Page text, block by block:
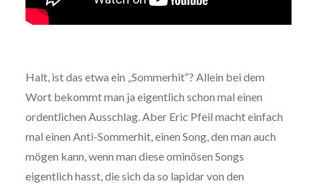
Halt, ist das etwa ein „Sommerhit“? Allein bei dem
Wort bekommt man ja eigentlich schon mal einen
ordentlichen Ausschlag. Aber Eric Pfeil macht einfach
mal einen Anti-Sommerhit, einen Song, den man auch
mögen kann, wenn man diese ominösen Songs
eigentlich hasst, die sich da so lapidar von den